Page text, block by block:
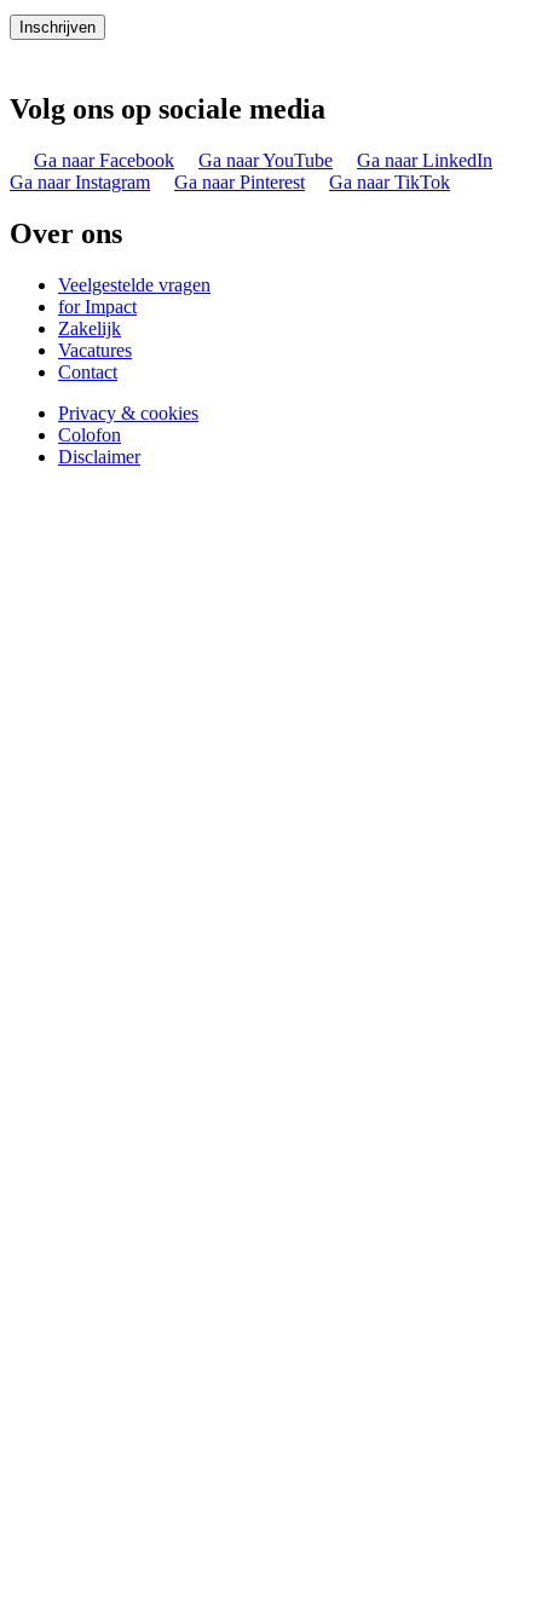
Inschrijven
Volg ons op sociale media
Ga naar Facebook Ga naar YouTube
Ga naar LinkedIn
Ga naar Instagram
Ga naar Pinterest Ga naar TikTok
Over ons
Veelgestelde vragen
for Impact
Zakelijk
Vacatures
Contact
Privacy & cookies
Colofon
Disclaimer